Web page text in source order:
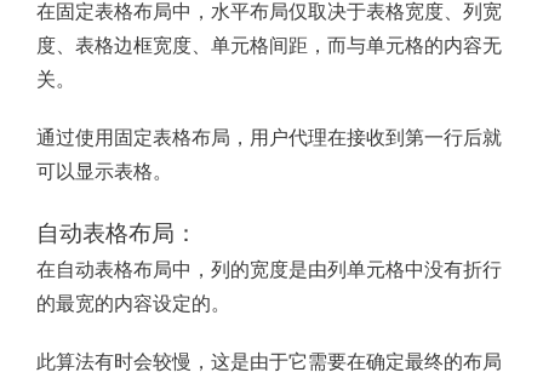
在固定表格布局中，水平布局仅取决于表格宽度、列宽
度、表格边框宽度、单元格间距，而与单元格的内容无
关。
通过使用固定表格布局，用户代理在接收到第一行后就
可以显示表格。
自动表格布局：
在自动表格布局中，列的宽度是由列单元格中没有折行
的最宽的内容设定的。
此算法有时会较慢，这是由于它需要在确定最终的布局